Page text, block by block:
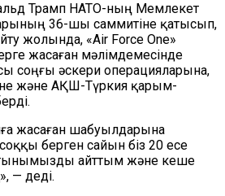
Трамп НАТО-ның Мемлекет
36-шы саммитіне қатысып,
жолында, «Air Force One»
жасаған мәлімдемесінде
соңғы әскери операцияларына,
және АҚШ-Түркия қарым-
жасаған шабуылдарына
берген сайын біз 20 есе
айттым және кеше
— деді.